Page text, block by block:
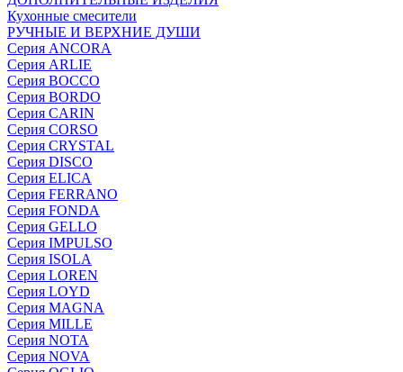
Кухонные смесители
РУЧНЫЕ И ВЕРХНИЕ ДУШИ
Серия ANCORA
Серия ARLIE
Серия BOCCO
Серия BORDO
Серия CARIN
Серия CORSO
Серия CRYSTAL
Серия DISCO
Серия ELICA
Серия FERRANO
Серия FONDA
Серия GELLO
Серия IMPULSO
Серия ISOLA
Серия LOREN
Серия LOYD
Серия MAGNA
Серия MILLE
Серия NOTA
Серия NOVA